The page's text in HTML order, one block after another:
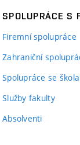
SPOLUPRÁCE S
Firemní spolupráce
Zahraniční
Spolupráce se
Služby fakulty
Absolventi